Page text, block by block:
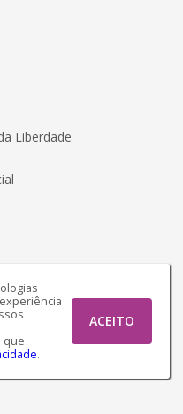
que
.
ACEITO
Liberdade